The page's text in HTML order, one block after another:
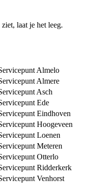
laat je het leeg.
Almelo
Almere
Asch
Ede
Eindhoven
Hoogeveen
Loenen
Meteren
Otterlo
Ridderkerk
Venhorst